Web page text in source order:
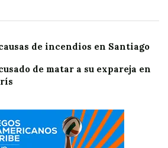
de incendios en Santiago
de matar a su expareja en